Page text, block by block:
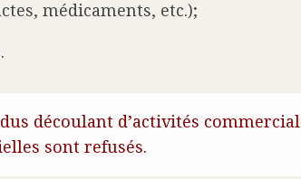
médicaments, etc.);
découlant d’activités
sont refusés.